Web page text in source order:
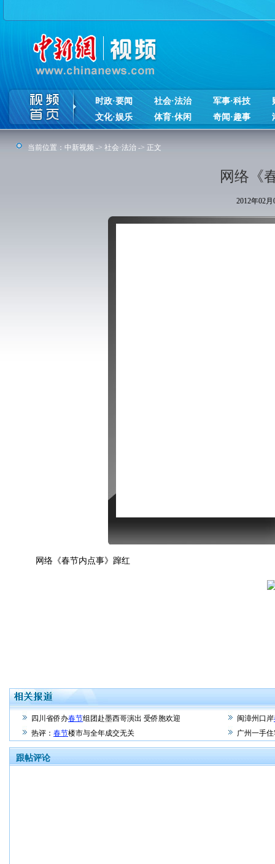
时政·要闻 社会·法治 军事·科技
文化·娱乐
体育·休闲 奇闻·趣事
当前位置： 中新视频 -> 社会·法治 -> 正文
网络《
2012年02
网络《春节内点事》蹿红
四川省侨办春节组团赴墨西哥演出 受侨胞欢迎 闽漳州口岸
热评： 春节楼市与全年成交无关 广州一手
跟帖评论